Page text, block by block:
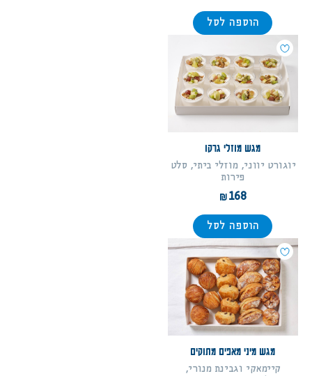
הוספה לסל
מגש מוזלי גרקו
יוגורט יווני, מוזלי ביתי, סלט
פירות
168
הוספה לסל
מגש מיני מאפים מתוקים
קיימאקי וגבינת מנורי,